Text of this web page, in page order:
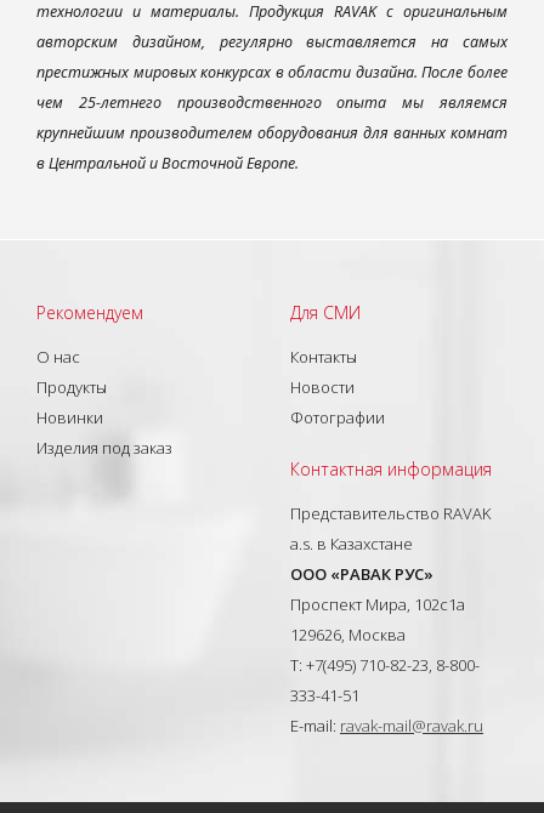
технологии и материалы. Продукция RAVAK с оригинальным
авторским дизайном, регулярно выставляется на самых
престижных мировых конкурсах в области дизайна. После более
чем 25-летнего производственного опыта мы являемся
крупнейшим производителем оборудования для ванных комнат
в Центральной и Восточной Европе.
Рекомендуем
О нас
Продукты
Новинки
Изделия под заказ
Для СМИ
Контакты
Новости
Фотографии
Контактная информация
Представительство RAVAK
a.s. в Казахстане
ООО «РАВАК РУС»
Проспект Мира, 102с1а
129626, Москва
T: +7(495) 710-82-23, 8-800-
333-41-51
E-mail: ravak-mail@ravak.ru